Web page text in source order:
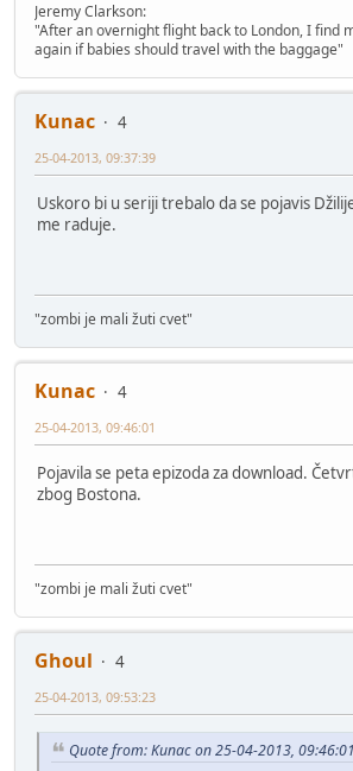
Jeremy Clarkson:
"After an overnight flight back to London, I find
again if babies should travel with the baggage"
Kunac
4
25-04-2013, 09:37:39
Uskoro bi u seriji trebalo da se pojavis
me raduje.
"zombi je mali žuti cvet"
Kunac
4
25-04-2013, 09:46:01
Pojavila se peta epizoda za download.
zbog Bostona.
"zombi je mali žuti cvet"
Ghoul
4
25-04-2013, 09:53:23
Quote from: Kunac on 25-04-2013, 09:46:01